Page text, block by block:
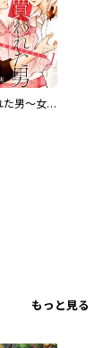
買われた男～女性限定快感セラピスト～【描き下ろしおまけ付き特装版】
もっと見る